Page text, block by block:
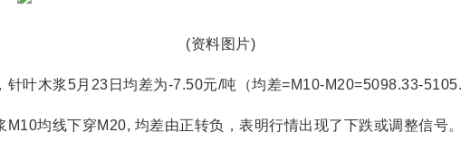
(资料图片)
针叶木浆5月23日均差为-7.50元/吨（均差=M10-M20=5098.33-
M10均线下穿M20, 均差由正转负，表明行情出现了下跌或调整信号。